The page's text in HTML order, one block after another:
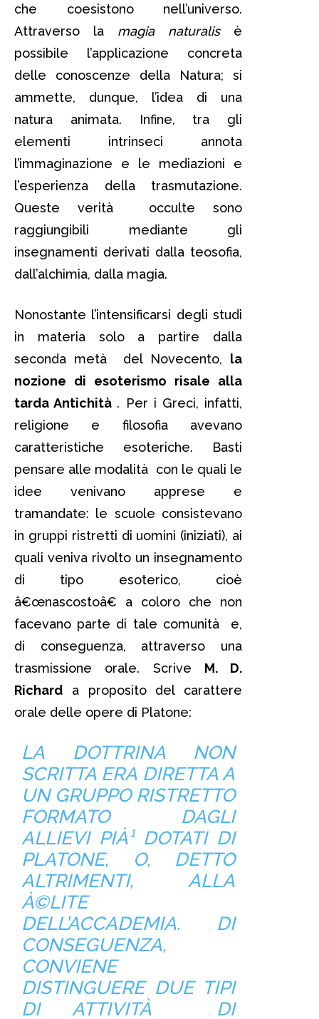
che coesistono nell’universo.
Attraverso la magia naturalisè
possibile l’applicazione concreta
delle conoscenze della Natura; si
ammette, dunque, l’idea di una
natura animata. Infine, tra gli
elementi intrinseci annota
l’immaginazione e le mediazioni e
l’esperienza della trasmutazione.
Queste verità occulte sono
raggiungibili mediante gli
insegnamenti derivati dalla teosofia,
dall’alchimia, dalla magia.
Nonostante l’intensificarsi degli studi
in materia solo a partire dalla
seconda metà del Novecento, la
nozione di esoterismo risale alla
tarda Antichità . Per i Greci, infatti,
religione e filosofia avevano
caratteristiche esoteriche. Basti
pensare alle modalità con le quali le
idee venivano apprese e
tramandate: le scuole consistevano
in gruppi ristretti di uomini (iniziati), ai
quali veniva rivolto un insegnamento
di tipo esoterico, cioè
â€œnascostoâ€ a coloro che non
facevano parte di tale comunità e,
di conseguenza, attraverso una
trasmissione orale. Scrive M. D.
Richard a proposito del carattere
orale delle opere di Platone:
LA DOTTRINA NON
SCRITTA ERA DIRETTA A
UN GRUPPO RISTRETTO
FORMATO DAGLI
ALLIEVI PIÀ¹ DOTATI DI
PLATONE, O, DETTO
ALTRIMENTI, ALLA
À©LITE
DELL’ACCADEMIA. DI
CONSEGUENZA,
CONVIENE
DISTINGUERE DUE TIPI
DI ATTIVITÀ DI